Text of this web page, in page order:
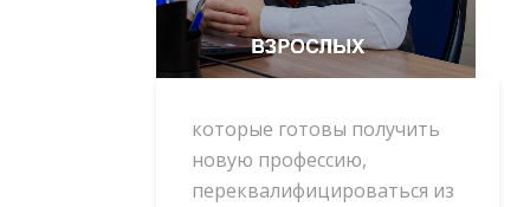
которые готовы получить
новую профессию,
переквалифицироваться из